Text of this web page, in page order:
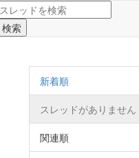
新着順
スレッドがありません
関連順